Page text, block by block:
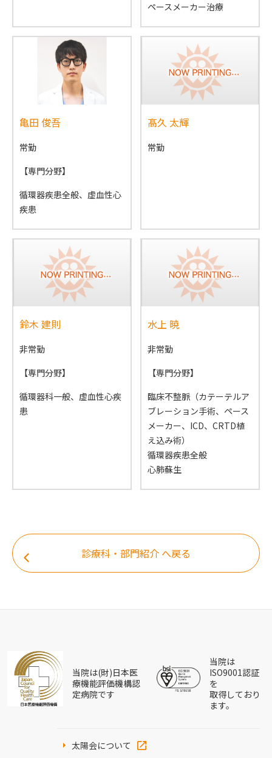
ペースメーカー治療
亀田 俊吾
常勤
【専門分野】
循環器疾患全般、虚血性心
疾患
髙久 太輝
常勤
鈴木 建則
非常勤
【専門分野】
循環器科一般、虚血性心疾
患
水上 暁
非常勤
【専門分野】
臨床不整脈（カテーテルア
ブレーション手術、ペース
メーカー、ICD、CRTD植
え込み術）
循環器疾患全般
心肺蘇生
診療科・部門紹介 へ戻る
当院は(財)日本医
療機能評価機構認
定病院です
当院は
ISO9001認証
を
取得しており
ます。
太陽会について